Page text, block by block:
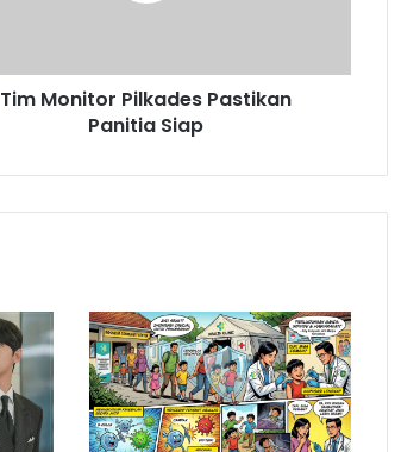
Tim Monitor Pilkades Pastikan
Panitia Siap